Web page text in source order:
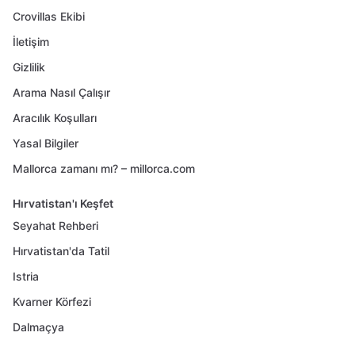
Crovillas Ekibi
İletişim
Gizlilik
Arama Nasıl Çalışır
Aracılık Koşulları
Yasal Bilgiler
Mallorca zamanı mı? – millorca.com
Hırvatistan'ı Keşfet
Seyahat Rehberi
Hırvatistan'da Tatil
Istria
Kvarner Körfezi
Dalmaçya